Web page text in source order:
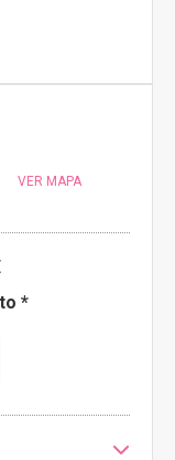
VER MAPA
*